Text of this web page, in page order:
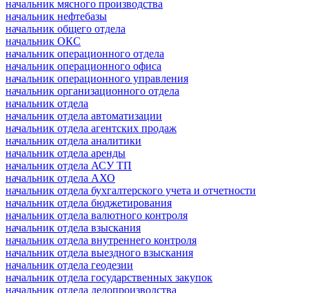
начальник мясного производства
начальник нефтебазы
начальник общего отдела
начальник ОКС
начальник операционного отдела
начальник операционного офиса
начальник операционного управления
начальник организационного отдела
начальник отдела
начальник отдела автоматизации
начальник отдела агентских продаж
начальник отдела аналитики
начальник отдела аренды
начальник отдела АСУ ТП
начальник отдела АХО
начальник отдела бухгалтерского учета и отчетности
начальник отдела бюджетирования
начальник отдела валютного контроля
начальник отдела взыскания
начальник отдела внутреннего контроля
начальник отдела выездного взыскания
начальник отдела геодезии
начальник отдела государственных закупок
начальник отдела делопроизводства